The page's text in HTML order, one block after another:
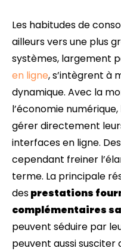
Les habitudes de
ailleurs vers une plus
systèmes, largement
en ligne, s’intègrent à
dynamique. Avec la
l’économie
gérer directement
interfaces en ligne.
cependant freiner
terme. La principale
desprestations
complémentaires
peuvent séduire par
peuvent aussi susciter